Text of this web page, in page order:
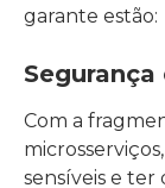
garante estão:
Com a
sensíveis e ter